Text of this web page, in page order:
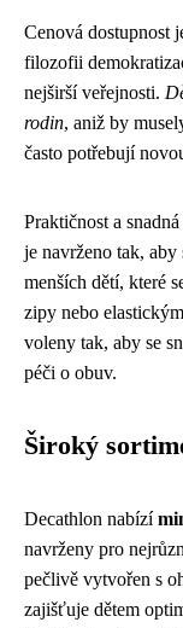
Cenová dostupnost
filozofii
nejširší veřejnosti.
rodin, aniž by
často potřebují
Praktičnost a
je navrženo tak, aby
menších dětí, které
zipy nebo
voleny tak, aby se
péči o obuv.
Široký
Decathlon nabízí
navrženy pro
pečlivě vytvořen s
zajišťuje dětem